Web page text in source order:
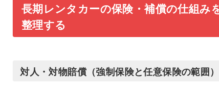
長期レンタカーの保険・補償の仕組み
整理する
対人・対物賠償（強制保険と任意保険の範囲）